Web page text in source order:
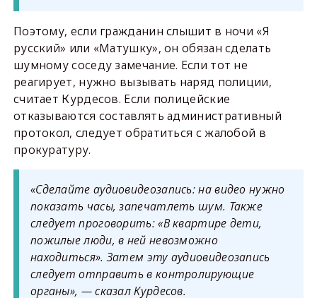
Поэтому, если гражданин слышит в ночи «Я
русский» или «Матушку», он обязан сделать
шумному соседу замечание. Если тот не
реагирует, нужно вызывать наряд полиции,
считает Курдесов. Если полицейские
отказываются составлять административный
протокол, следует обратиться с жалобой в
прокуратуру.
«Сделайте аудиовидеозапись: на видео нужно
показать часы, запечатлеть шум. Также
следует проговорить: «В квартире дети,
пожилые люди, в ней невозможно
находиться». Затем эту аудиовидеозапись
следует отправить в контролирующие
органы», — сказал Курдесов.